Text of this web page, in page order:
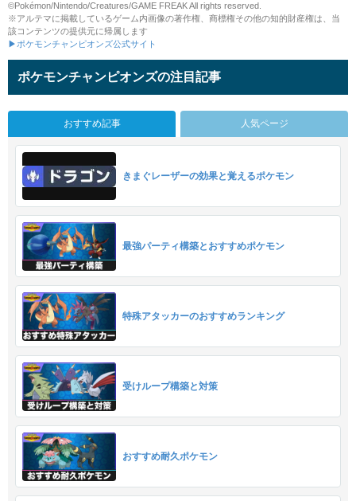
©Pokémon/Nintendo/Creatures/GAME FREAK All rights reserved.
※アルテマに掲載しているゲーム内画像の著作権、商標権その他の知的財産権は、当
該コンテンツの提供元に帰属します
▶ポケモンチャンピオンズ公式サイト
ポケモンチャンピオンズの注目記事
おすすめ記事 人気ページ
きまぐレーザーの効果と覚えるポケモン
最強パーティ構築とおすすめポケモン
特殊アタッカーのおすすめランキング
受けループ構築と対策
おすすめ耐久ポケモン